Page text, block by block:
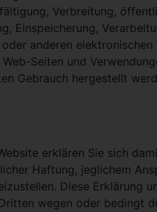
Verbreitung,
Einspeicherung,
anderen
Seiten und
Gebrauch hergestellt
erklären Sie sich
Haftung, jeglichem
Diese Erklärung
wegen oder bedingt